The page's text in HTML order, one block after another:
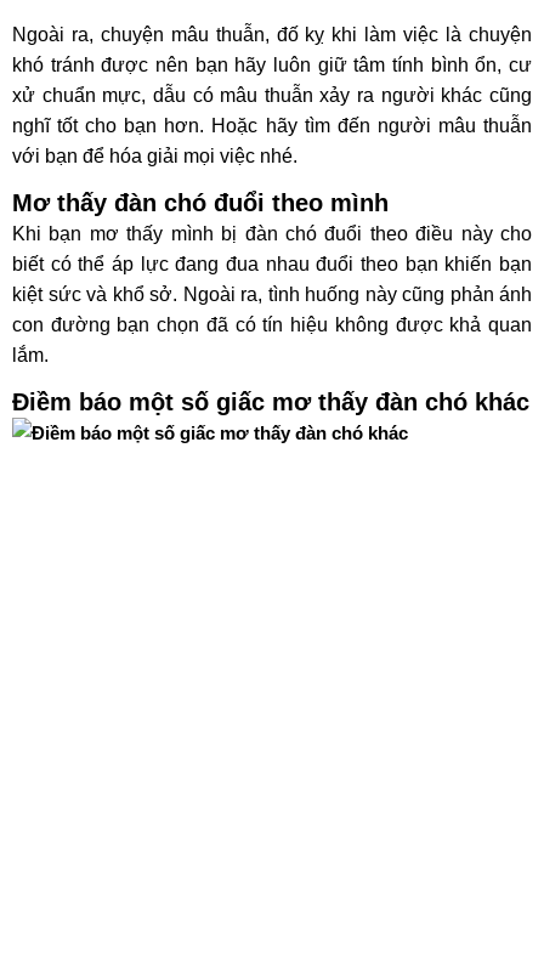
Ngoài ra, chuyện mâu thuẫn, đố kỵ khi làm việc là chuyện
khó tránh được nên bạn hãy luôn giữ tâm tính bình ổn, cư
xử chuẩn mực, dẫu có mâu thuẫn xảy ra người khác cũng
nghĩ tốt cho bạn hơn. Hoặc hãy tìm đến người mâu thuẫn
với bạn để hóa giải mọi việc nhé.
Mơ thấy đàn chó đuổi theo mình
Khi bạn mơ thấy mình bị đàn chó đuổi theo điều này cho
biết có thể áp lực đang đua nhau đuổi theo bạn khiến bạn
kiệt sức và khổ sở. Ngoài ra, tình huống này cũng phản ánh
con đường bạn chọn đã có tín hiệu không được khả quan
lắm.
Điềm báo một số giấc mơ thấy đàn chó khác